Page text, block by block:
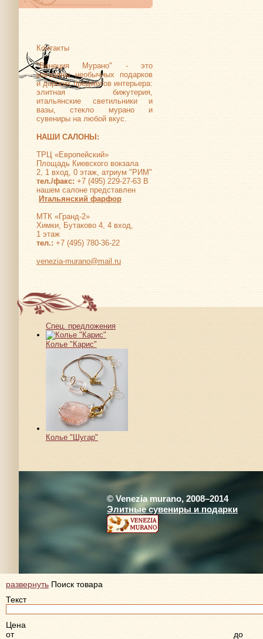
Контакты
"Венеция Мурано" - это
магазины необычных подарков
и дорогих предметов интерьера:
элитная бижутерия,
итальянские светильники и
вазы, стекло мурано и
сувениры на любой вкус.
НАШИ САЛОНЫ:
ТРЦ «Европейский»
Площадь Киевского вокзала
2, 1 вход, 0 этаж, атриум "РИМ"
тел./факс: +7 (495) 229-27-63 В
нашем салоне представлен
Итальянский фарфор
МТК «Гранд-2»
Химки, Бутаково 4, 4 вход,
1 этаж
тел.: +7 (495) 780-36-22
venezia-murano@mail.ru
Спец. предложения
Колье "Карис"
Колье "Шугар"
© Venezia murano, 2008–2014
Элитные сувениры и подарки
развернуть Поиск товара
Текст
Цена
от
до